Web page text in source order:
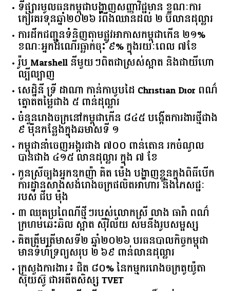
ទីផ្សារ​មូលធន​កម្ពុជា​បង្ហាញ​សញ្ញា​វិជ្ជមាន​ ​ខណៈ​ការ​
កៀរគរ​ទុន​ឆ្នាំ​២០២៦​ ​រំពឹង​ឈានដល់​ ​២​ ​ប៊ីលាន​ដុល្លារ​
ការដឹកជញ្ជូនទំនិញតាមផ្លូវអាកាសកម្ពុជាកើន ២១%
ខណៈអ្នកដំណើរធ្លាក់ចុះ ៩% ក្នុងរយៈពេល ៧ខែ
រ៉ូប Marshell នីមួយៗពិតជាស្រស់ស្អាត និងជាយីហោ
ល្បីល្បាញ
សេដ្ឋិនី ទ្រី ដាណា កាន់កាបូបដៃ Christian Dior ពណ៌
ត្នោតតម្លៃជាង ៥ ពាន់ដុល្លារ
ចំនួន​រោងចក្រ​នៅ​កម្ពុជា​កើន​ ​៨៤៥​ ​បង្កើត​ការងារ​ថ្មី​ជាង​
​៩​ ​ម៉ឺន​កន្លែង​ក្នុង​ឆមាស​ទី ​១​
កម្ពុជានាំចេញអង្ករជាង ៧០០ ពាន់តោន រកចំណូល
បានជាង ៤១៥ លានដុល្លារ ក្នុង ៧ ខែ
កូនស្រីច្បងអ្នកឧកញ៉ា គិត ម៉េង បង្ហាញខ្លួនក្នុងពិធីបើក
ការដ្ឋានសាងសង់រោងចក្រផលិតអាហារ និងភេសជ្ជៈ
របស់ ជីប ម៉ុង
៣ ឈុតប្រពៃណីថ្មីៗរបស់លោកស្រី លាង ធារ៉ា ពណ៌
ក្រហមឆេះឆិល ស្អាត ​ស៊ីវិល័យ សមនឹងរូបសម្ផស្ស
គិត​ត្រឹមត្រីមាស​ទី​២​ ​ឆ្នាំ​២០២៦​ បរធន​បាលកិច្ច​កម្ពុជា​ ​
មាន​ទំហំ​ទ្រព្យ​សរុប​ ​២.៦៩​ ​ពាន់លាន​ដុល្លារ​
ក្រសួង​ការងារ​៖ ​ជិត​ ​៨០​% ​នៃ​កម្មករ​រោងចក្រ​តូយ៉ូតា ​
ស៊ុយ​ស៊ូ ​ជា​អតីត​សិស្ស​ ​TVET​